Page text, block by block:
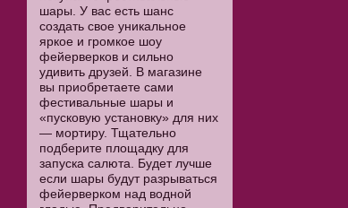
шары. У вас есть шанс
создать свое уникальное
яркое и громкое шоу
фейерверков и сильно
удивить друзей. В магазине
вы приобретаете сами
фестивальные шары и
«пусковую установку» для них
— мортиру. Тщательно
подберите площадку для
запуска салюта. Будет лучше
если шары будут разрываться
фейерверком над водной